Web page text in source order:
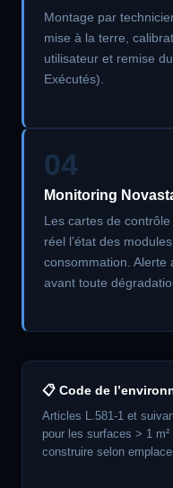
Montage par
mise à la terre,
utilisateur et remise
Exécutés).
04
Monitoring
Les cartes de
réel l’état des
consommation. Alerte
avant toute
📋 Code de
Articles L.581-1 et
pour les surfaces > 1
construire selon